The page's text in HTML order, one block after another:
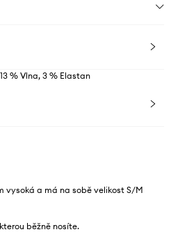
% Vlna, 3 % Elastan
vysoká a má na sobě velikost S/M
běžně nosíte.